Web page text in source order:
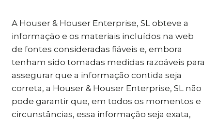
A Houser & Houser Enterprise, SL obteve a
informação e os materiais incluídos na web
de fontes consideradas fiáveis e, embora
tenham sido tomadas medidas razoáveis para
assegurar que a informação contida seja
correta, a Houser & Houser Enterprise, SL não
pode garantir que, em todos os momentos e
circunstâncias, essa informação seja exata,